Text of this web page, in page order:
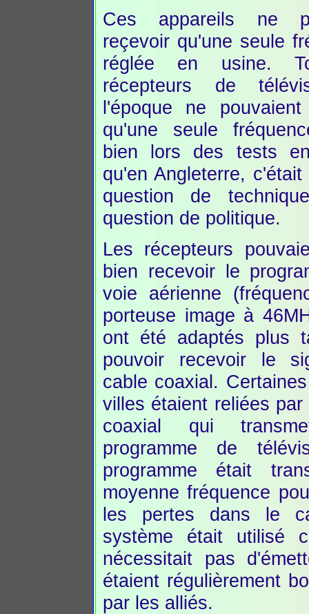
Ces appareils ne
reçevoir qu'une seule
réglée en usine.
récepteurs de
l'époque ne pouvaient
qu'une seule
bien lors des tests
qu'en Angleterre,
question de
question de politique.
Les récepteurs
bien recevoir le
voie aérienne
porteuse image à
ont été adaptés plus
pouvoir recevoir le
cable coaxial.
villes étaient reliées
coaxial qui
programme de
programme était
moyenne fréquence
les pertes dans le
système était utilisé
nécessitait pas
étaient régulièrement
par les alliés.